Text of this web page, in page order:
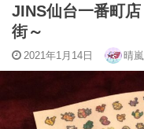
JINS仙台一番町
街～
2021年1月14日 晴嵐